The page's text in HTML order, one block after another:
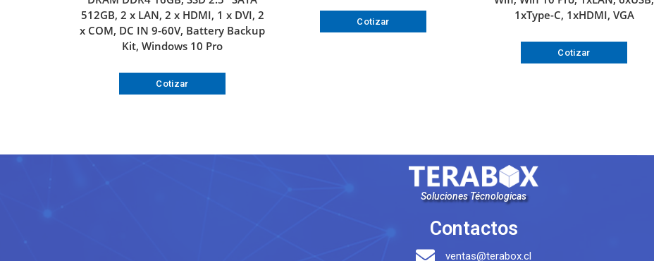
512GB, 2 x LAN, 2 x HDMI, 1 x DVI, 2
x COM, DC IN 9-60V, Battery Backup
Kit, Windows 10 Pro
Cotizar
Cotizar
1xType-C, 1xHDMI, VGA
Cotizar
Soluciones Técnologicas
Contactos
ventas@terabox.cl